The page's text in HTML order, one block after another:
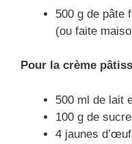
500 g de pâte
(ou faite
Pour la crème
500 ml de lait
100 g de sucre
4 jaunes